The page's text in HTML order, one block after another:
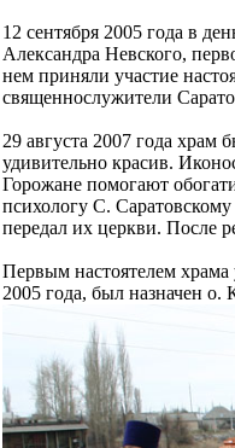
12 сентября 2005 года в
Александра Невского,
нем приняли участие
священнослужители
29 августа 2007 года
удивительно красив.
Горожане помогают
психологу С.
передал их церкви. После
Первым настоятелем храма
2005 года, был назначен о.